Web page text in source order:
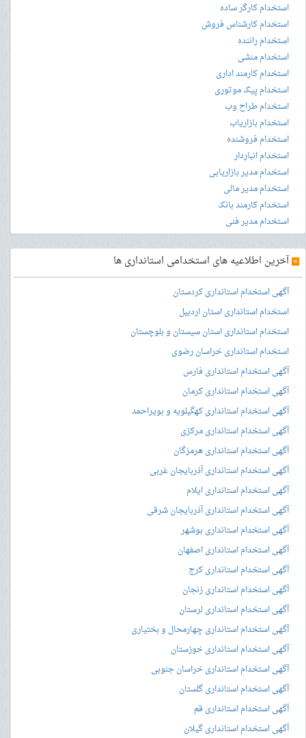
استخدام کارگر ساده
استخدام کارشناس فروش
استخدام راننده
استخدام منشی
استخدام کارمند اداری
استخدام پیک موتوری
استخدام طراح وب
استخدام بازاریاب
استخدام فروشنده
استخدام انباردار
استخدام مدیر بازاریابی
استخدام مدیر مالی
استخدام کارمند بانک
استخدام مدیر فنی
»آخرین اطلاعیه های استخدامی استانداری ها
آگهی استخدام استانداری کردستان
استخدام استانداری استان اردبیل
استخدام استانداری استان سیستان و بلوچستان
استخدام استانداری خراسان رضوی
آگهی استخدام استانداری فارس
آگهی استخدام استانداری کرمان
آگهی استخدام استانداری کهگیلویه و بویراحمد
آگهی استخدام استانداری مرکزی
آگهی استخدام استانداری هرمزگان
آگهی استخدام استانداری آذربایجان غربی
آگهی استخدام استانداری ایلام
آگهی استخدام استانداری آذربایجان شرقی
آگهی استخدام استانداری بوشهر
آگهی استخدام استانداری اصفهان
آگهی استخدام استانداری کرج
آگهی استخدام استانداری زنجان
آگهی استخدام استانداری لرستان
آگهی استخدام استانداری چهارمحال و بختیاری
آگهی استخدام استانداری خوزستان
آگهی استخدام استانداری خراسان جنوبی
آگهی استخدام استانداری گلستان
آگهی استخدام استانداری قم
آگهی استخدام استانداری گیلان